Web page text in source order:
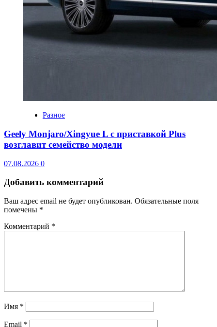
Разное
Geely Monjaro/Xingyue L с приставкой Plus
возглавит семейство модели
07.08.2026 0
Добавить комментарий
Ваш адрес email не будет опубликован. Обязательные поля
помечены *
Комментарий *
Имя *
Email *